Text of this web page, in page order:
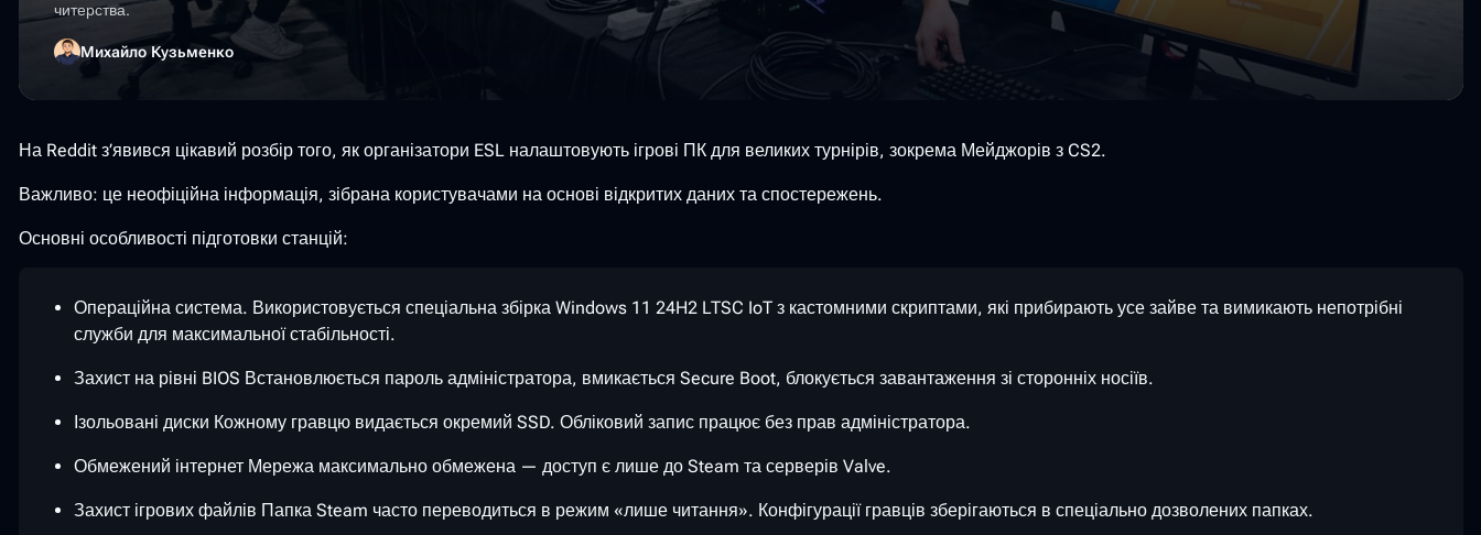
читерства.
Михайло Кузьменко
На Reddit з’явився цікавий розбір того, як організатори ESL налаштовують ігрові ПК для великих турнірів, зокрема Мейджорів з CS2.
Важливо: це неофіційна інформація, зібрана користувачами на основі відкритих даних та спостережень.
Основні особливості підготовки станцій:
Операційна система. Використовується спеціальна збірка Windows 11 24H2 LTSC IoT з кастомними скриптами, які прибирають усе зайве та вимикають непотрібні
служби для максимальної стабільності.
Захист на рівні BIOS Встановлюється пароль адміністратора, вмикається Secure Boot, блокується завантаження зі сторонніх носіїв.
Ізольовані диски Кожному гравцю видається окремий SSD. Обліковий запис працює без прав адміністратора.
Обмежений інтернет Мережа максимально обмежена — доступ є лише до Steam та серверів Valve.
Захист ігрових файлів Папка Steam часто переводиться в режим «лише читання». Конфігурації гравців зберігаються в спеціально дозволених папках.